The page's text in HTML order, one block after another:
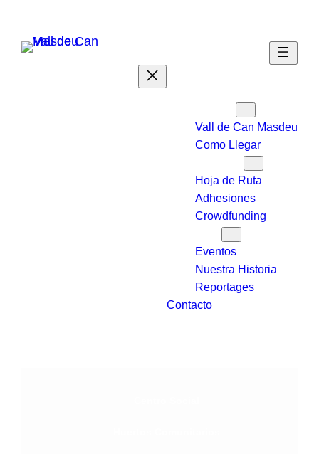
contenido
Vall de Can Masdeu
Como Llegar
Hoja de Ruta
Adhesiones
Crowdfunding
Eventos
Nuestra Historia
Reportages
Contacto